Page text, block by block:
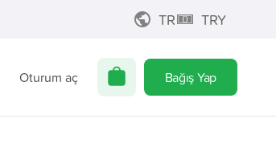
TR TRY
Oturum aç Bağış Yap